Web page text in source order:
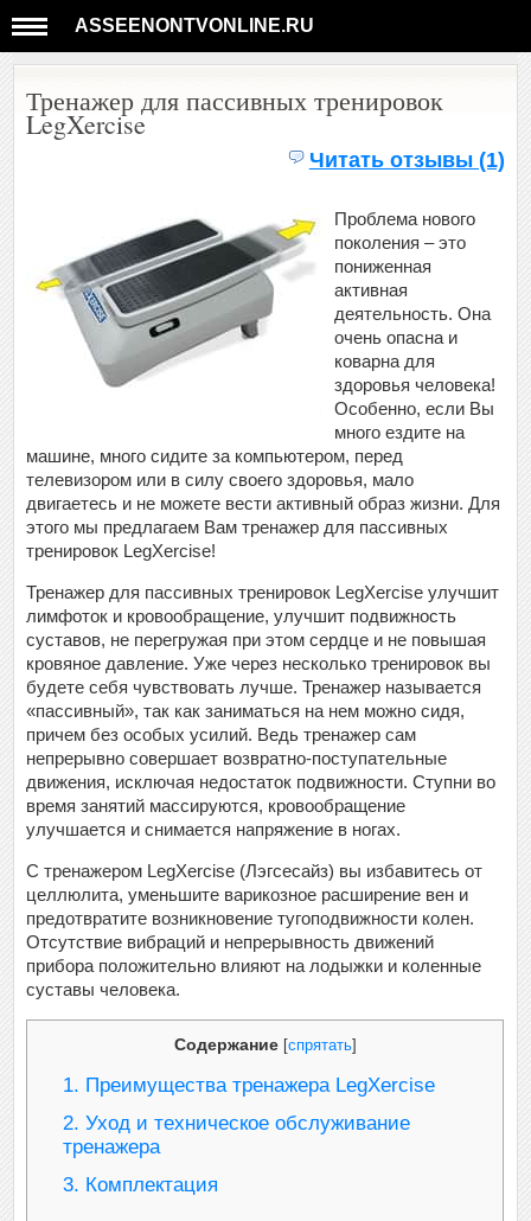
ASSEENONTVONLINE.RU
Тренажер для пассивных тренировок
LegXercise
Читать отзывы (1)
Проблема нового
поколения – это
пониженная
активная
деятельность. Она
очень опасна и
коварна для
здоровья человека!
Особенно, если Вы
много ездите на
машине, много сидите за компьютером, перед
телевизором или в силу своего здоровья, мало
двигаетесь и не можете вести активный образ жизни. Для
этого мы предлагаем Вам тренажер для пассивных
тренировок LegXercise!
Тренажер для пассивных тренировок LegXercise улучшит
лимфоток и кровообращение, улучшит подвижность
суставов, не перегружая при этом сердце и не повышая
кровяное давление. Уже через несколько тренировок вы
будете себя чувствовать лучше. Тренажер называется
«пассивный», так как заниматься на нем можно сидя,
причем без особых усилий. Ведь тренажер сам
непрерывно совершает возвратно-поступательные
движения, исключая недостаток подвижности. Ступни во
время занятий массируются, кровообращение
улучшается и снимается напряжение в ногах.
С тренажером LegXercise (Лэгсесайз) вы избавитесь от
целлюлита, уменьшите варикозное расширение вен и
предотвратите возникновение тугоподвижности колен.
Отсутствие вибраций и непрерывность движений
прибора положительно влияют на лодыжки и коленные
суставы человека.
Содержание [спрятать]
1. Преимущества тренажера LegXercise
2. Уход и техническое обслуживание
тренажера
3. Комплектация